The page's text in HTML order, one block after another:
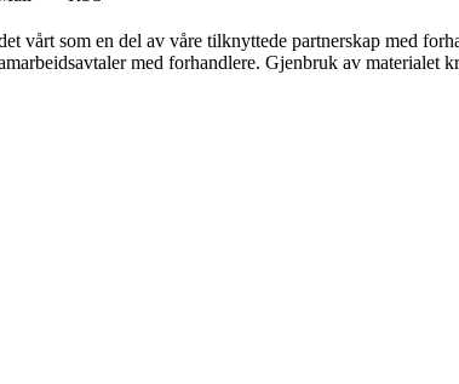
vårt som en del av våre tilknyttede partnerskap med
med forhandlere. Gjenbruk av materialet